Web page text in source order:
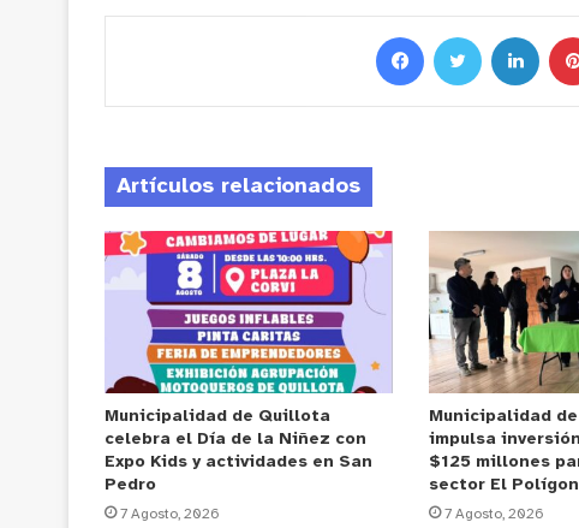
Artículos relacionados
Municipalidad de Quillota
celebra el Día de la Niñez con
Expo Kids y actividades en San
Pedro
7 Agosto, 2026
Municipalidad
impulsa
$125 millones
sector El
7 Agosto, 2026